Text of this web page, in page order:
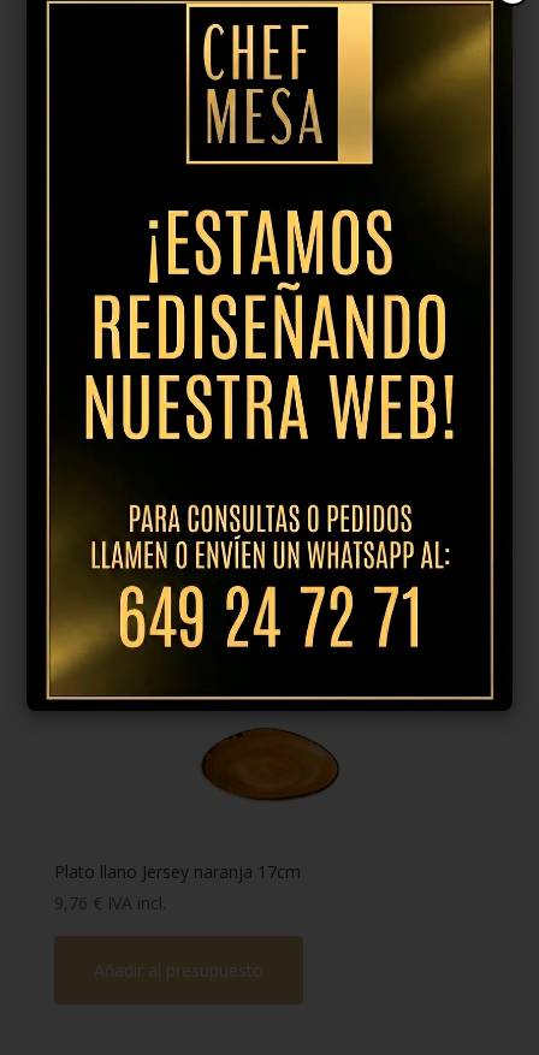
Plato llano Jersey amarillo 21cm
IVA incl.
Añadir al presupuesto
Plato llano Jersey naranja 17cm
9,76 € IVA incl.
Añadir al presupuesto